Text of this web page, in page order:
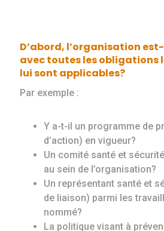
D’abord, l’organisation
avec toutes les obligations
lui sont applicables?
Par exemple :
Y a-t-il un programme de
d’action) en vigueur?
Un comité santé et
au sein de l’organisation?
Un représentant santé et
de liaison) parmi les
nommé?
La politique visant à